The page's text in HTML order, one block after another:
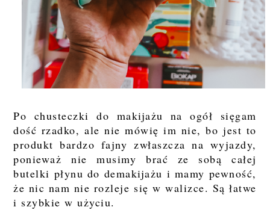
Po chusteczki do makijażu na ogół sięgam
dość rzadko, ale nie mówię im nie, bo jest to
produkt bardzo fajny zwłaszcza na wyjazdy,
ponieważ nie musimy brać ze sobą całej
butelki płynu do demakijażu i mamy pewność,
że nic nam nie rozleje się w walizce. Są łatwe
i szybkie w użyciu.